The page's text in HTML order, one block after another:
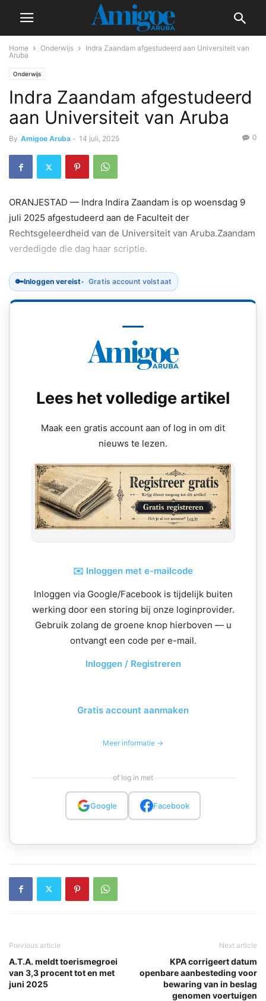
Home Onderwijs
Indra Zaandam afgestudeerd aan Universiteit van
Aruba
Onderwijs
Indra Zaandam afgestudeerd
aan Universiteit van Aruba
By Amigoe Aruba - 14 juli, 2025 0
ORANJESTAD — Indra Indira Zaandam is op woensdag 9
juli 2025 afgestudeerd aan de Faculteit der
Rechtsgeleerdheid van de Universiteit van Aruba.Zaandam
verdedigde die dag haar scriptie.
🔑Inloggen vereist Gratis account volstaat
Lees het volledige artikel
Maak een gratis account aan of log in om dit
nieuws te lezen.
✉️ Inloggen met e-mailcode
Inloggen via Google/Facebook is tijdelijk buiten
werking door een storing bij onze loginprovider.
Gebruik zolang de groene knop hierboven — u
ontvangt een code per e-mail.
Inloggen / Registreren
Gratis account aanmaken
Meer informatie →
of log in met
Google Facebook
Previous article
A.T.A. meldt toerismegroei
van 3,3 procent tot en met
juni 2025
Next article
KPA corrigeert datum
openbare aanbesteding voor
bewaring van in beslag
genomen voertuigen